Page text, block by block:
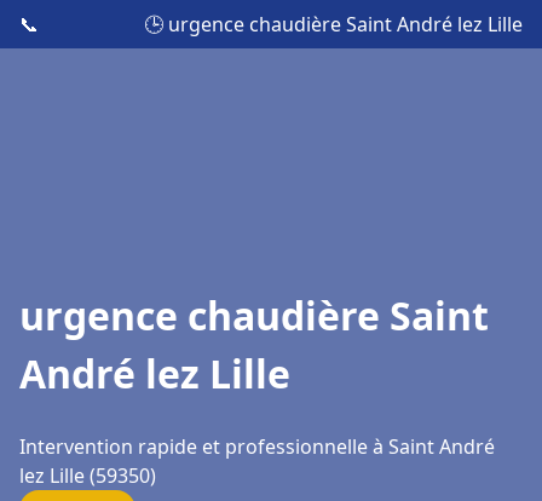
📞 🕒 urgence chaudière Saint André lez Lille
urgence chaudière Saint
André lez Lille
Intervention rapide et professionnelle à Saint André
lez Lille (59350)